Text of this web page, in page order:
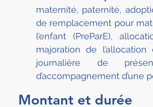
maternité, paternité,
de remplacement pour
l’enfant (PreParE),
majoration de l’allocation
journalière de
d’accompagnement d’une
Montant et durée